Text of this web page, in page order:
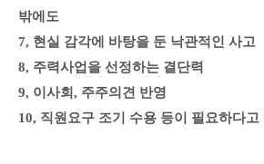
밖에도
7, 현실 감각에 바탕을 둔 낙관적인 사고
8, 주력사업을 선정하는 결단력
9, 이사회, 주주의견 반영
10, 직원요구 조기 수용 등이 필요하다고